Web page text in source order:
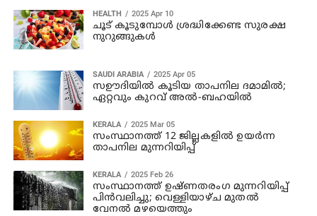
HEALTH 2025 Apr 10
ചൂട് കൂടുമ്പോള്‍ ശ്രദ്ധിക്കേണ്ട സുരക്ഷ
നുറുങ്ങുകള്‍
SAUDI ARABIA 2025 Apr 05
സഊദിയിൽ കൂടിയ താപനില ദമാമിൽ;
ഏറ്റവും കുറവ് അൽ-ബഹയിൽ
KERALA 2025 Mar 05
സംസ്ഥാനത്ത് 12 ജില്ലകളില്‍ ഉയര്‍ന്ന
താപനില മുന്നറിയിപ്പ്
KERALA 2025 Feb 26
സംസ്ഥാനത്ത് ഉഷ്ണതരംഗ മുന്നറിയിപ്പ്
പിന്‍വലിച്ചു; വെള്ളിയാഴ്ച മുതല്‍
വേനല്‍ മഴയെത്തും